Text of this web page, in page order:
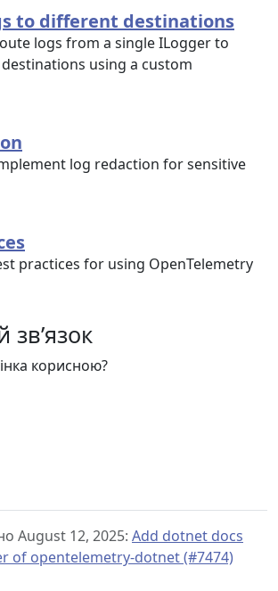
to different destinations
logs from a single ILogger to
using a custom
log redaction for sensitive
practices for using OpenTelemetry
корисною?
August 12, 2025: Add dotnet docs
of opentelemetry-dotnet (#7474)